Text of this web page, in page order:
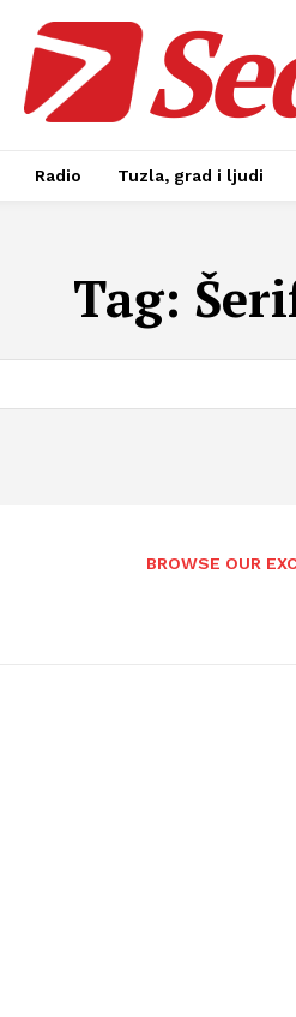
Radio Tuzla, grad i ljudi
Tag:
BROWSE OUR